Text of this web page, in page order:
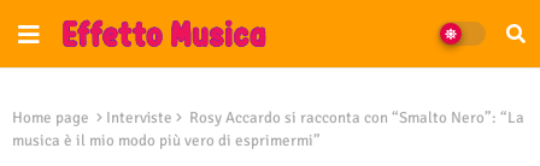
Home page Interviste
Rosy Accardo si racconta con “Smalto Nero”: “La
musica è il mio modo più vero di esprimermi”